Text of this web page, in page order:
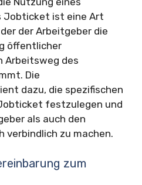
Jobticket ist eine Art
der Arbeitgeber die
öffentlicher
Arbeitsweg des
Die
dazu, die spezifischen
festzulegen und
als auch den
verbindlich zu machen.
zum